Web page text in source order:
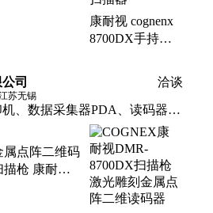
康耐视 cognenx
8700DX手持式
行业应用dpm码
司 洽谈
苏无锡
、数据采集器PDA、读码器、
标签、碳带、软件
属点阵二维码
描枪 康耐视